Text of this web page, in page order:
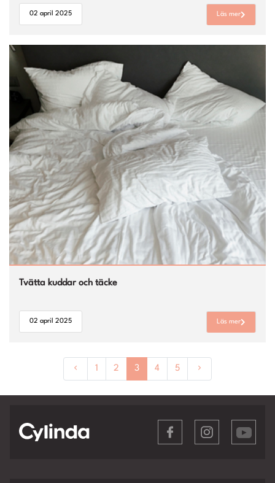
02 april 2025 Läs mer
Tvätta kuddar och täcke
02 april 2025 Läs mer
1 2 3 4 5